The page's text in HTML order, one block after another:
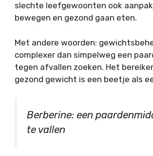
slechte leefgewoonten ook
bewegen en gezond gaan eten.
Met andere woorden:
complexer dan simpelweg een
tegen afvallen zoeken. Het
gezond gewicht is een beetje als
Berberine: een
te vallen